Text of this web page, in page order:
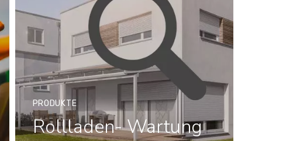
PRODUKTE
Rollladen- Wartung